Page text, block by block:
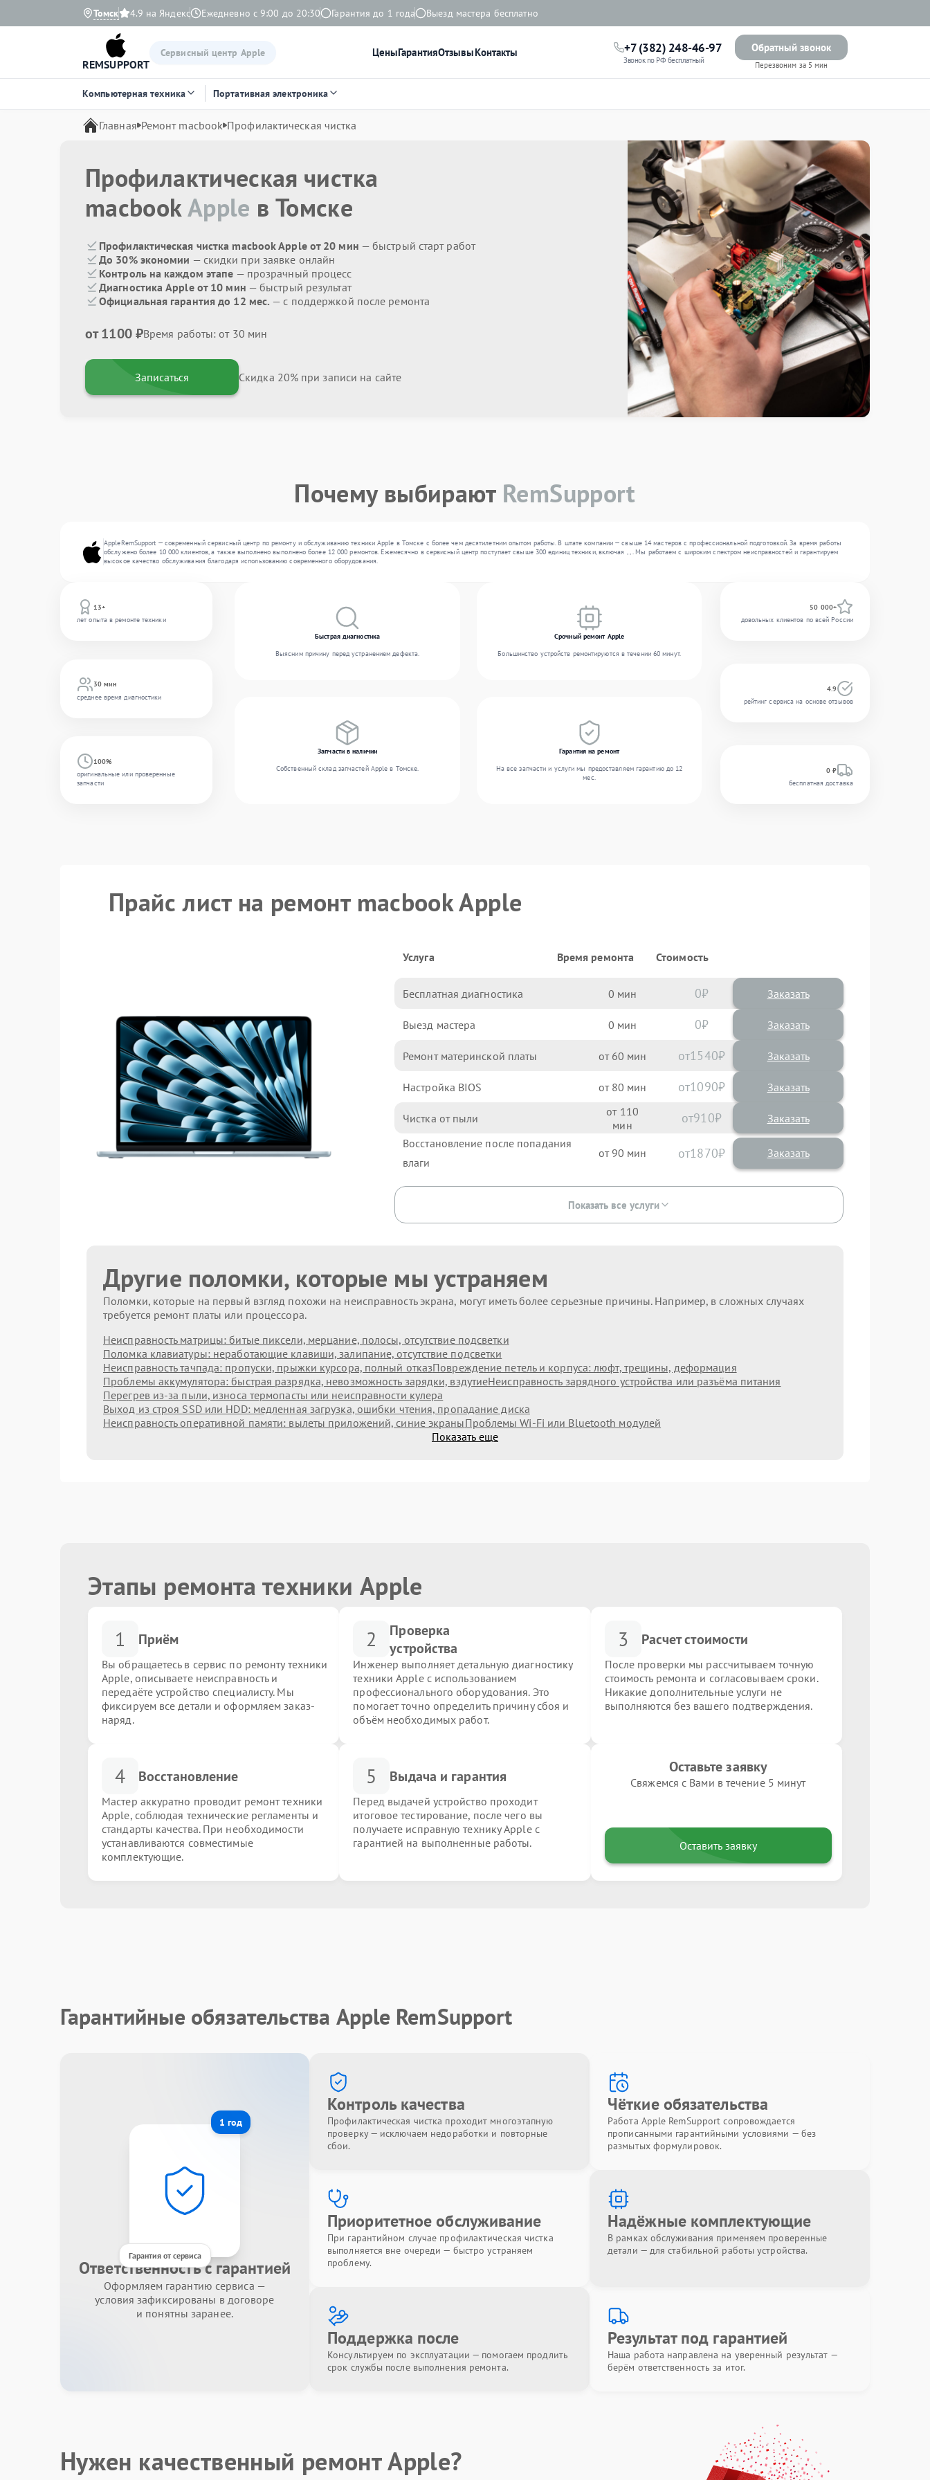
Томск 4.9 на Яндекс Ежедневно с 9:00 до 20:30 Гарантия до 1 года Выезд мастера бесплатно
REMSUPPORT
Сервисный центр Apple ЦеныГарантияОтзывыКонтакты +7 (382) 248-46-97
Звонок по РФ бесплатный
Обратный звонок
Перезвоним за 5 мин
Компьютерная техника Портативная электроника
Главная Ремонт macbook Профилактическая чистка
Профилактическая чистка
macbookApple в Томске
Профилактическая чистка macbook Apple от 20 мин — быстрый старт работ
До 30% экономии — скидки при заявке онлайн
Контроль на каждом этапе — прозрачный процесс
Диагностика Apple от 10 мин — быстрый результат
Официальная гарантия до 12 мес. — с поддержкой после ремонта
от 1100 ₽Время работы: от 30 мин
Записаться Скидка 20% при записи на сайте
Почему выбирают RemSupport
AppleRemSupport — современный сервисный центр по ремонту и обслуживанию техники Apple в Томске с более чем десятилетним опытом работы. В штате компании — свыше 14 мастеров с профессиональной подготовкой. За время работы
обслужено более 10 000 клиентов, а также выполнено выполнено более 12 000 ремонтов. Ежемесячно в сервисный центр поступает свыше 300 единиц техники, включая , , . Мы работаем с широким спектром неисправностей и гарантируем
высокое качество обслуживания благодаря использованию современного оборудования.
13+
лет опыта в ремонте техники
30 мин
среднее время диагностики
100%
оригинальные или проверенные
запчасти
Быстрая диагностика
Выясним причину перед устранением дефекта.
Срочный ремонт Apple
Большинство устройств ремонтируются в течении 60 минут.
Запчасти в наличии
Собственный склад запчастей Apple в Томске.
Гарантия на ремонт
На все запчасти и услуги мы предоставляем гарантию до 12
мес.
50 000+
довольных клиентов по всей России
4.9
рейтинг сервиса на основе отзывов
0 ₽
бесплатная доставка
Прайс лист на ремонт macbook Apple
Услуга Время ремонта Стоимость
Бесплатная диагностика 0 0 Заказать
Выезд мастера 0 0 Заказать
Ремонт материнской платы 60 1540
Настройка BIOS 80 1090
Чистка от пыли 110 910
Восстановление после попадания
влаги
90 1870
Показать все услуги
Другие поломки, которые мы устраняем
Поломки, которые на первый взгляд похожи на неисправность экрана, могут иметь более серьезные причины. Например, в сложных случаях
требуется ремонт платы или процессора.
Неисправность матрицы: битые пиксели, мерцание, полосы, отсутствие подсветки
Поломка клавиатуры: неработающие клавиши, залипание, отсутствие подсветки
Неисправность тачпада: пропуски, прыжки курсора, полный отказПовреждение петель и корпуса: люфт, трещины, деформация
Проблемы аккумулятора: быстрая разрядка, невозможность зарядки, вздутиеНеисправность зарядного устройства или разъёма питания
Перегрев из‑за пыли, износа термопасты или неисправности кулера
Выход из строя SSD или HDD: медленная загрузка, ошибки чтения, пропадание диска
Неисправность оперативной памяти: вылеты приложений, синие экраныПроблемы Wi‑Fi или Bluetooth модулей
Показать еще
Этапы ремонта техники Apple
1 Приём
Вы обращаетесь в сервис по ремонту техники
Apple, описываете неисправность и
передаёте устройство специалисту. Мы
фиксируем все детали и оформляем заказ-
наряд.
2
Проверка
устройства
Инженер выполняет детальную диагностику
техники Apple с использованием
профессионального оборудования. Это
помогает точно определить причину сбоя и
объём необходимых работ.
3 Расчет стоимости
После проверки мы рассчитываем точную
стоимость ремонта и согласовываем сроки.
Никакие дополнительные услуги не
выполняются без вашего подтверждения.
4 Восстановление
Мастер аккуратно проводит ремонт техники
Apple, соблюдая технические регламенты и
стандарты качества. При необходимости
устанавливаются совместимые
комплектующие.
5 Выдача и гарантия
Перед выдачей устройство проходит
итоговое тестирование, после чего вы
получаете исправную технику Apple с
гарантией на выполненные работы.
Оставьте заявку
Свяжемся с Вами в течение 5 минут
Оставить заявку
Гарантийные обязательства Apple RemSupport
1 год
Гарантия от сервиса
Ответственность с гарантией
Оформляем гарантию сервиса —
условия зафиксированы в договоре
и понятны заранее.
Контроль качества
Профилактическая чистка проходит многоэтапную
проверку — исключаем недоработки и повторные
сбои.
Чёткие обязательства
Работа Apple RemSupport сопровождается
прописанными гарантийными условиями — без
размытых формулировок.
Приоритетное обслуживание
При гарантийном случае профилактическая чистка
выполняется вне очереди — быстро устраняем
проблему.
Надёжные комплектующие
В рамках обслуживания применяем проверенные
детали — для стабильной работы устройства.
Поддержка после
Консультируем по эксплуатации — помогаем продлить
срок службы после выполнения ремонта.
Результат под гарантией
Наша работа направлена на уверенный результат —
берём ответственность за итог.
Нужен качественный ремонт Apple?